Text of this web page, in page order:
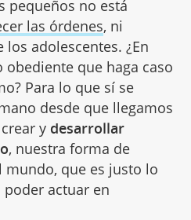
pequeños no está
las órdenes, ni
adolescentes. ¿En
que haga caso
Para lo que sí se
desde que llegamos
y desarrollar
, nuestra forma de
mundo, que es justo lo
actuar en